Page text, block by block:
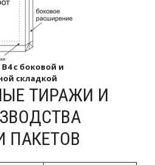
с боковой и
складкой
ТИРАЖИ И
ПАКЕТОВ